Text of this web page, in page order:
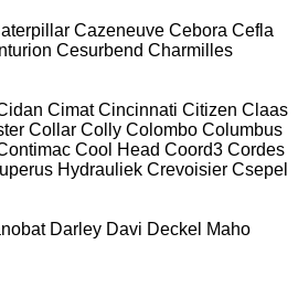
Cazeneuve Cebora Cefla
Cesurbend Charmilles
Cimat Cincinnati Citizen Claas
Collar Colly Colombo Columbus
Cool Head Coord3 Cordes
Hydrauliek Crevoisier Csepel
Darley Davi Deckel Maho